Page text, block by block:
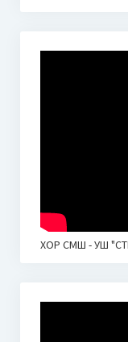
ХОР СМШ - УШ